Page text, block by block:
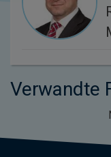
Verwandte